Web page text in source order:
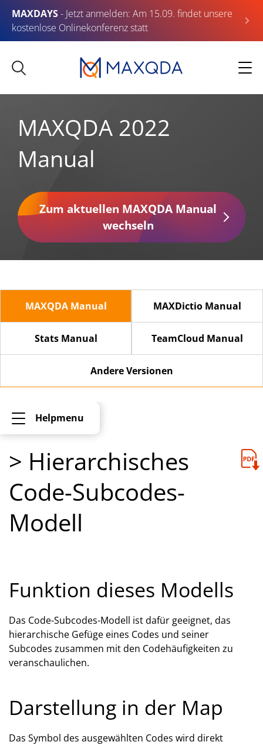
MAXDAYS- Jetzt anmelden: Am 15.09. findet unsere
kostenlose Onlinekonferenz statt
MAXQDA 2022
Manual
Zum aktuellen MAXQDA Manual
wechseln
MAXQDA Manual MAXDictio Manual
Stats Manual TeamCloud Manual
Andere Versionen
Helpmenu
> Hierarchisches
Code-Subcodes-
Modell
Funktion dieses Modells
Das Code-Subcodes-Modell ist dafür geeignet, das
hierarchische Gefüge eines Codes und seiner
Subcodes zusammen mit den Codehäufigkeiten zu
veranschaulichen.
Darstellung in der Map
Das Symbol des ausgewählten Codes wird direkt